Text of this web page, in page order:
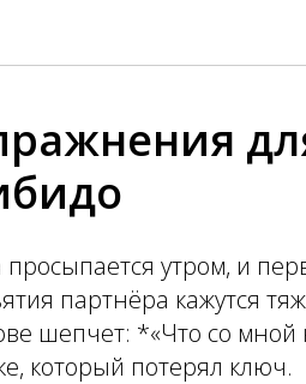
утром, и
партнёра кажутся
шепчет: *«Что со мной
который потерял ключ.